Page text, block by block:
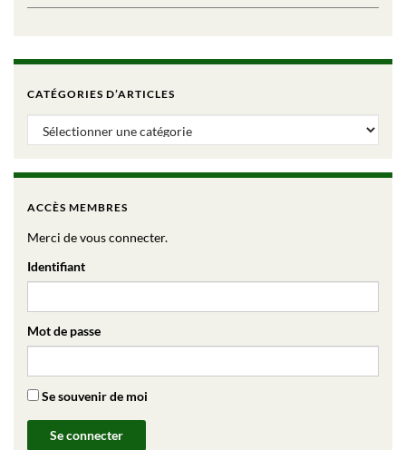
CATÉGORIES D’ARTICLES
Catégories d’articles
ACCÈS MEMBRES
Merci de vous connecter.
Identifiant
Mot de passe
Se souvenir de moi